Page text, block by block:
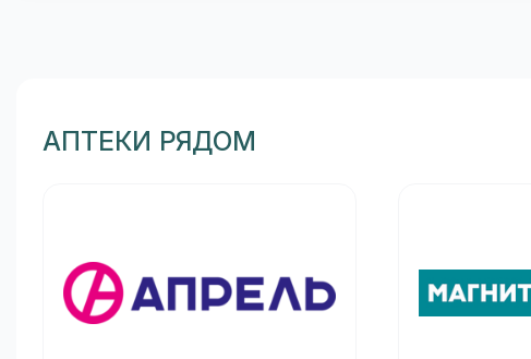
АПТЕКИ РЯДОМ